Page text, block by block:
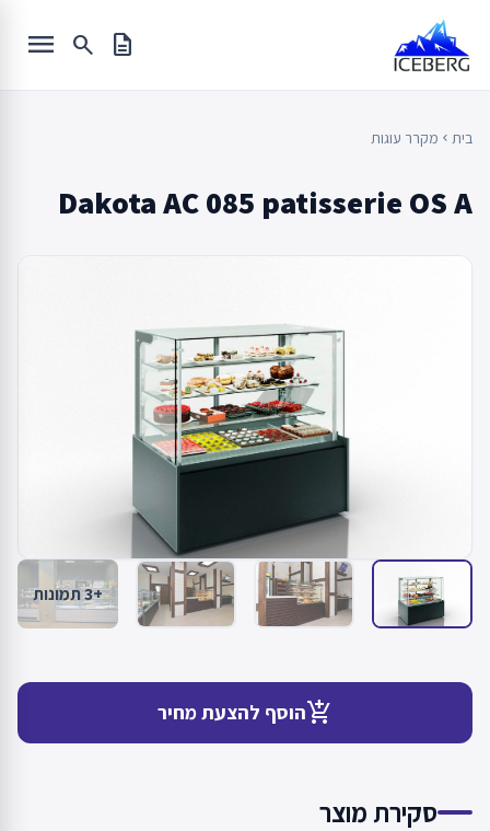
content
description
search
menu
בית chevron_left מקרר עוגות
Dakota AC 085 patisserie OS A
+3 תמונות
add_shopping_cartהוסף להצעת מחיר
סקירת מוצר